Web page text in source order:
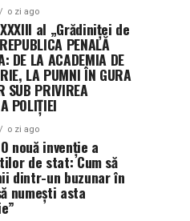
o zi ago
al „Grădiniței de
PENALĂ
DE LA ACADEMIA DE
LA PUMNI ÎN GURA
SUB PRIVIREA
POLIȚIEI
o zi ago
nouă invenție a
de stat: Cum să
dintr-un buzunar în
numești asta